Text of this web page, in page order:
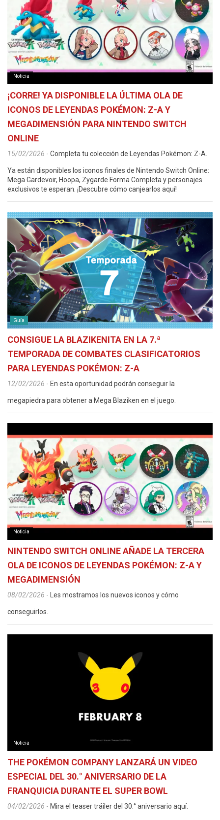
Noticia
¡CORRE! YA DISPONIBLE LA ÚLTIMA OLA DE
ICONOS DE LEYENDAS POKÉMON: Z-A Y
MEGADIMENSIÓN PARA NINTENDO SWITCH
ONLINE
15/02/2026 - Completa tu colección de Leyendas Pokémon: Z-A.
Ya están disponibles los iconos finales de Nintendo Switch Online:
Mega Gardevoir, Hoopa, Zygarde Forma Completa y personajes
exclusivos te esperan. ¡Descubre cómo canjearlos aquí!
Guía
CONSIGUE LA BLAZIKENITA EN LA 7.ª
TEMPORADA DE COMBATES CLASIFICATORIOS
PARA LEYENDAS POKÉMON: Z-A
12/02/2026 - En esta oportunidad podrán conseguir la
megapiedra para obtener a Mega Blaziken en el juego.
Noticia
NINTENDO SWITCH ONLINE AÑADE LA TERCERA
OLA DE ICONOS DE LEYENDAS POKÉMON: Z-A Y
MEGADIMENSIÓN
08/02/2026 - Les mostramos los nuevos iconos y cómo
conseguirlos.
Noticia
THE POKÉMON COMPANY LANZARÁ UN VIDEO
ESPECIAL DEL 30.° ANIVERSARIO DE LA
FRANQUICIA DURANTE EL SUPER BOWL
04/02/2026 - Mira el teaser tráiler del 30.° aniversario aquí.